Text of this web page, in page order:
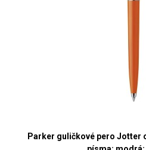
Parker guličkové pero Jotter